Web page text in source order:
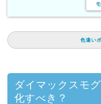
色違い
ダイマックスモ
化すべき？